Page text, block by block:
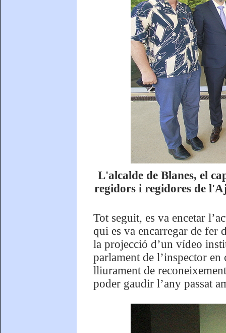
L'alcalde de Blanes, el
regidors i regidores de
Tot seguit, es va encetar
qui es va encarregar de fer
la projecció d’un vídeo
parlament de l’inspector
lliurament de
poder gaudir l’any passat